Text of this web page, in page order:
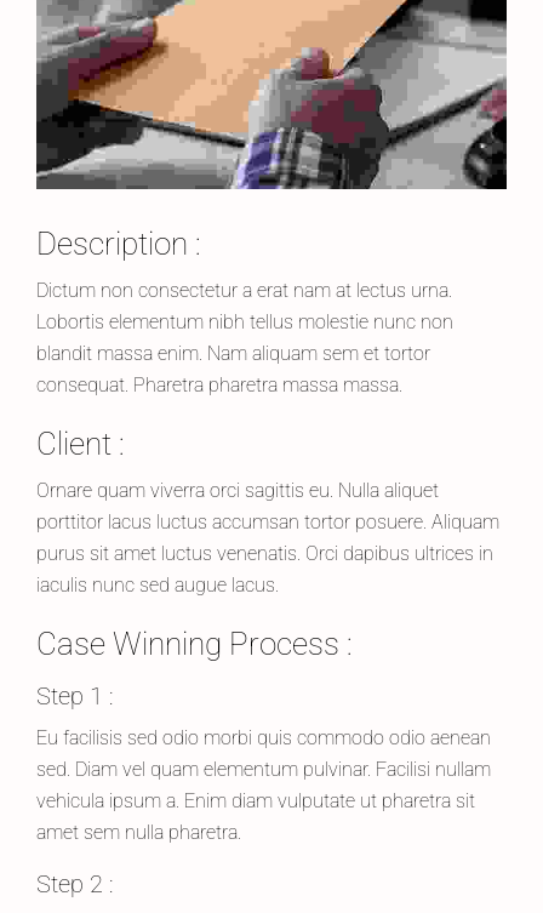
Description :
Dictum non consectetur a erat nam at lectus urna.
Lobortis elementum nibh tellus molestie nunc non
blandit massa enim. Nam aliquam sem et tortor
consequat. Pharetra pharetra massa massa.
Client :
Ornare quam viverra orci sagittis eu. Nulla aliquet
porttitor lacus luctus accumsan tortor posuere. Aliquam
purus sit amet luctus venenatis. Orci dapibus ultrices in
iaculis nunc sed augue lacus.
Case Winning Process :
Step 1 :
Eu facilisis sed odio morbi quis commodo odio aenean
sed. Diam vel quam elementum pulvinar. Facilisi nullam
vehicula ipsum a. Enim diam vulputate ut pharetra sit
amet sem nulla pharetra.
Step 2 :